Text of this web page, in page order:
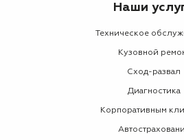
Наши
Техническое
Кузовной
Сход-развал
Диагностика
Корпоративным